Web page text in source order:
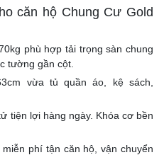
căn hộ Chung Cư Gold
phù hợp tải trọng sàn chung
tường gần cột.
vừa tủ quần áo, kệ sách,
tiện lợi hàng ngày. Khóa cơ bền
miễn phí tận căn hộ, vận chuyển